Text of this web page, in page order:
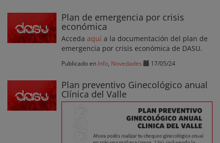
Plan de emergencia por crisis
económica
Acceda aquí a la documentación del plan de
emergencia por crisis económica de DASU.
Publicado en Info Novedades 17/05/24
Plan preventivo Ginecológico anual
Clínica del Valle